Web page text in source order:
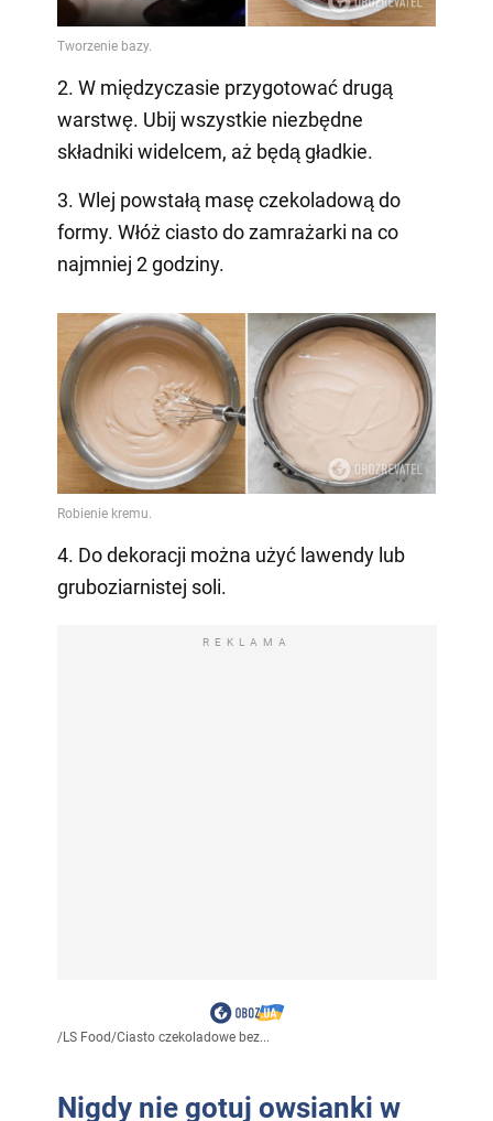
2. W międzyczasie przygotować drugą
warstwę. Ubij wszystkie niezbędne
składniki widelcem, aż będą gładkie.
3. Wlej powstałą masę czekoladową do
formy. Włóż ciasto do zamrażarki na co
najmniej 2 godziny.
4. Do dekoracji można użyć lawendy lub
gruboziarnistej soli.
REKLAMA
/LS Food/Ciasto czekoladowe bez...
Nigdy nie gotuj owsianki w